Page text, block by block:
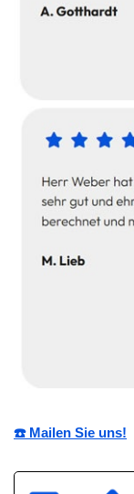
☎️ Mailen Sie uns!